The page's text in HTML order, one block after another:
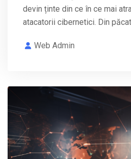
devin ținte din ce în ce mai
atacatorii cibernetici. Din
Web Admin